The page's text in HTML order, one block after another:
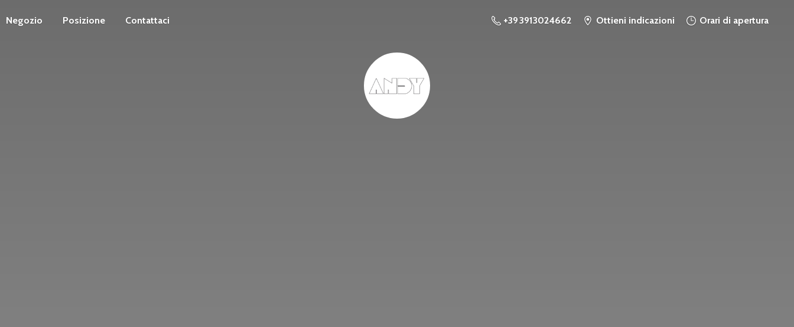
Negozio Posizione Contattaci +39 3913024662 Ottieni indicazioni Orari di apertura